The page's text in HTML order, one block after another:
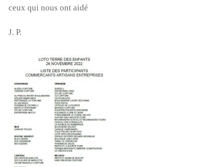
ceux qui nous ont aidé
J. P.